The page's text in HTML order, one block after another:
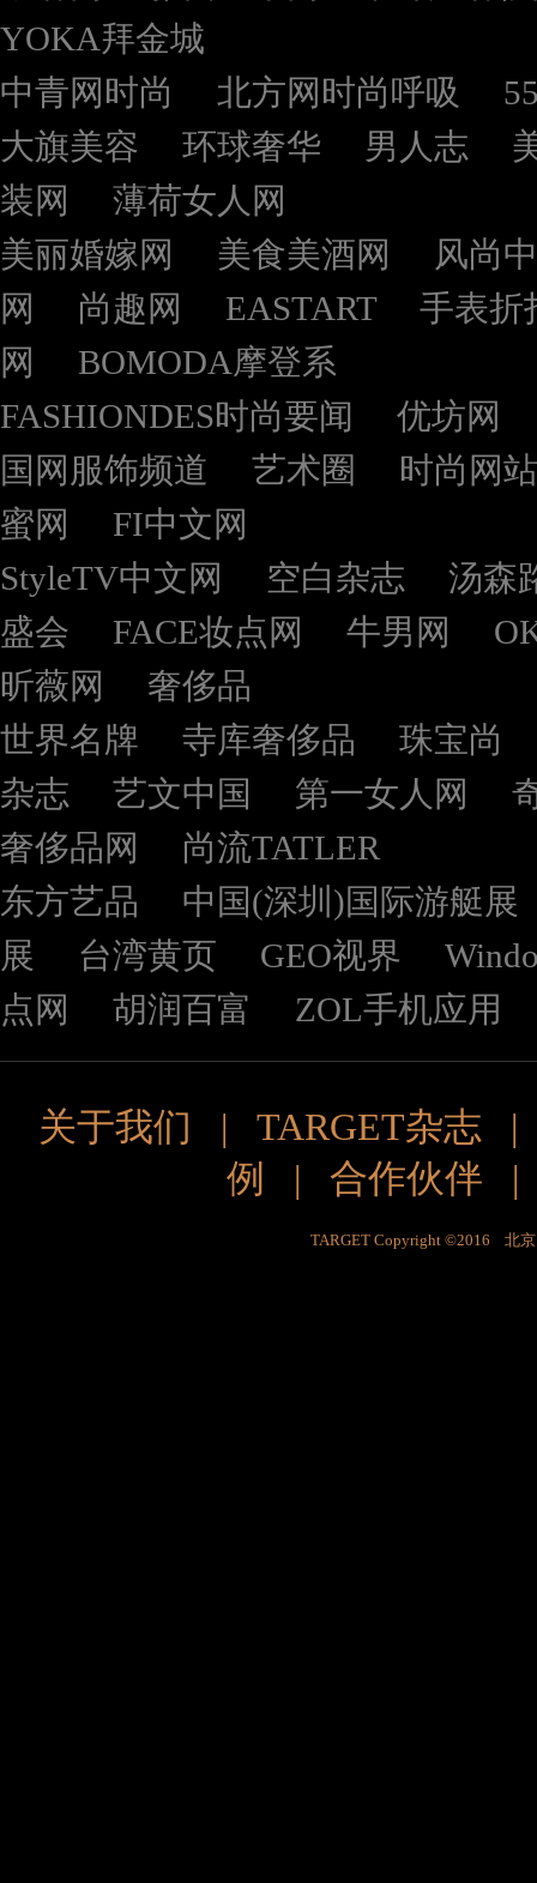
YOKA拜金城
中青网时尚
北方网时尚呼吸
大旗美容
环球奢华 男人志
装网
薄荷女人网
美丽婚嫁网
美食美酒网
风尚
网
尚趣网 EASTART
手表折
网
BOMODA摩登系
FASHIONDES时尚要闻
优坊网
国网服饰频道
艺术圈
时尚网站
蜜网
FI中文网
StyleTV中文网
空白杂志
汤森
盛会
FACE妆点网 牛男网
昕薇网
奢侈品
世界名牌
寺库奢侈品
珠宝尚
杂志
艺文中国 第一女人网
奢侈品网
尚流TATLER
东方艺品
中国(深圳)国际游艇展
展
台湾黄页 GEO视界
点网
胡润百富 ZOL手机应用
关于我们 | TARGET杂志
例
| 合作伙伴
TARGET Copyright ©2016 北